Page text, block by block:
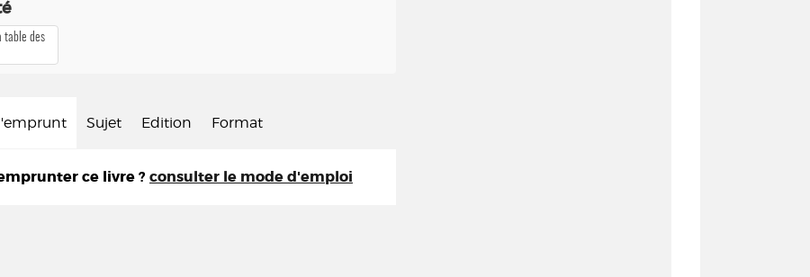
table des
Sujet Edition Format
ce livre ? consulter le mode d'emploi